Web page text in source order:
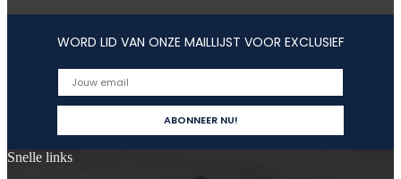
WORD LID VAN ONZE MAILLIJST VOOR EXCLUSIEF
Snelle links